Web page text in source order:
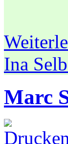
Ina
Marc